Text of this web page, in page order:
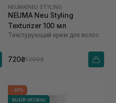
NEUMA NEU STYLING
NEUMA Neu Styling
Texturizer 100 мл
Текстурующий крем для волос
720₴1 200₴
-40%
ВЫБОР ОКСАНЫ